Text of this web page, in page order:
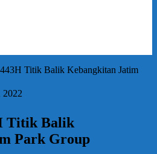
Titik Balik Kebangkitan Jatim
Titik Balik
Park Group